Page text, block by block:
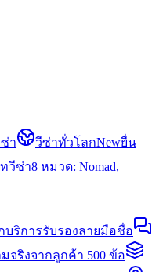
า วีซ่าทั่วโลกNewยื่น
วีซ่า8 หมวด: Nomad,
ริการรับรองลายมือชื่อ
จริงจากลูกค้า 500 ข้อ